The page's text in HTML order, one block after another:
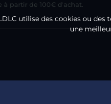
à partir de 100€ d'achat.
utilise des cookies ou des
une